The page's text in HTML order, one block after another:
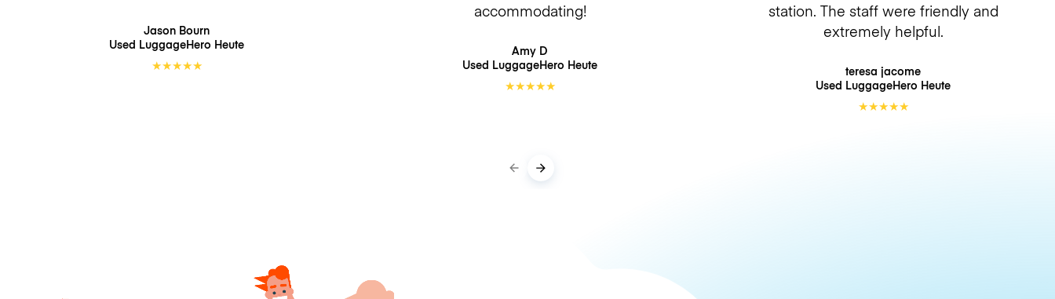
Jason Bourn
Used LuggageHero Heute
★★★★★
accommodating!
Amy D
Used LuggageHero Heute
★★★★★
station. The staff were friendly and
extremely helpful.
teresa jacome
Used LuggageHero Heute
★★★★★